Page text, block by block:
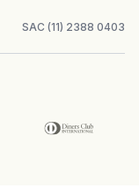
SAC (11) 2388 0403